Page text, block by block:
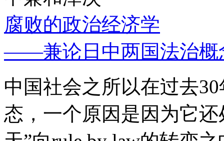
腐败的政治经济学
——兼论日中两国法治概
中国社会之所以在过去
态，一个原因是因为它